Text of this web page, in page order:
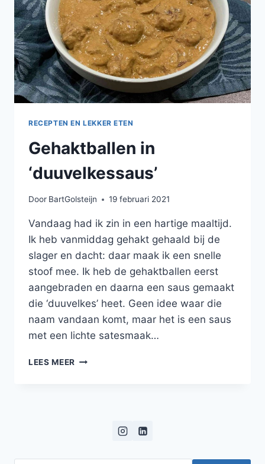
RECEPTEN EN LEKKER ETEN
Gehaktballen in
‘duuvelkessaus’
Door BartGolsteijn 19 februari 2021
Vandaag had ik zin in een hartige maaltijd.
Ik heb vanmiddag gehakt gehaald bij de
slager en dacht: daar maak ik een snelle
stoof mee. Ik heb de gehaktballen eerst
aangebraden en daarna een saus gemaakt
die ‘duuvelkes’ heet. Geen idee waar die
naam vandaan komt, maar het is een saus
met een lichte satesmaak…
LEES MEER GEHAKTBALLEN